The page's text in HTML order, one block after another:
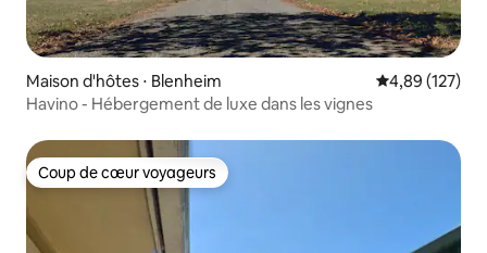
Maison d'hôtes ⋅ Blenheim Évaluation
4,89 (127)
Havino - Hébergement de luxe dans les vignes
Coup de cœur voyageurs
Coup de cœur voyageurs